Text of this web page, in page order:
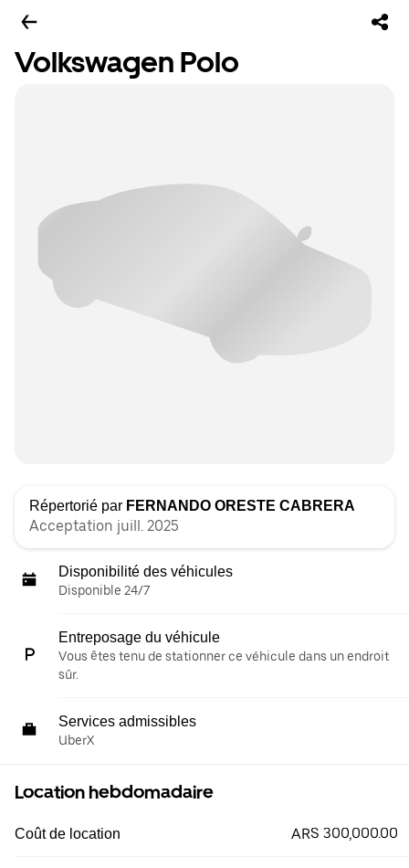
Volkswagen Polo
Répertorié par FERNANDO ORESTE CABRERA
Acceptation juill. 2025
Disponibilité des véhicules
Disponible 24/7
Entreposage du véhicule
Vous êtes tenu de stationner ce véhicule dans un endroit
sûr.
Services admissibles
UberX
Location hebdomadaire
Coût de location ARS 300,000.00